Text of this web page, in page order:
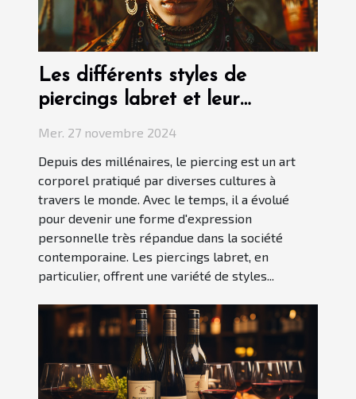
Les différents styles de
piercings labret et leur
Mer. 27 novembre 2024
Depuis des millénaires, le piercing est un art
corporel pratiqué par diverses cultures à
travers le monde. Avec le temps, il a évolué
pour devenir une forme d'expression
personnelle très répandue dans la société
contemporaine. Les piercings labret, en
particulier, offrent une variété de styles...